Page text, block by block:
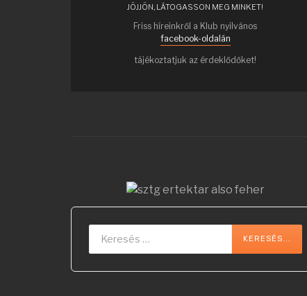
JÖJJÖN, LÁTOGASSON MEG MINKET!
Friss híreinkről a Klub nyilvános
facebook-oldalán
tájékoztatjuk az érdeklődőket!
Keresés...
KERESÉS...